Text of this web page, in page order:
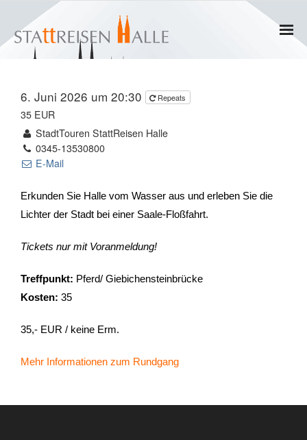
Termine
Gruppen
Führungen & Rundgänge
- Stadtrundgänge
- Kinder & Schulklassen
6. Juni 2026 um 20:30 Repeats
35 EUR
StadtTouren StattReisen Halle
0345-13530800
E-Mail
Erkunden Sie Halle vom Wasser aus und erleben Sie die
Lichter der Stadt bei einer Saale-Floßfahrt.
Tickets nur mit Voranmeldung!
Treffpunkt: Pferd/ Giebichensteinbrücke
Kosten: 35
35,- EUR / keine Erm.
Mehr Informationen zum Rundgang